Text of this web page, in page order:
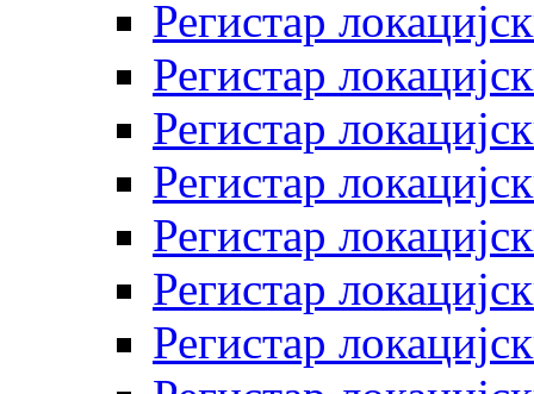
Регистар
Регистар
Регистар
Регистар
Регистар
Регистар
Регистар